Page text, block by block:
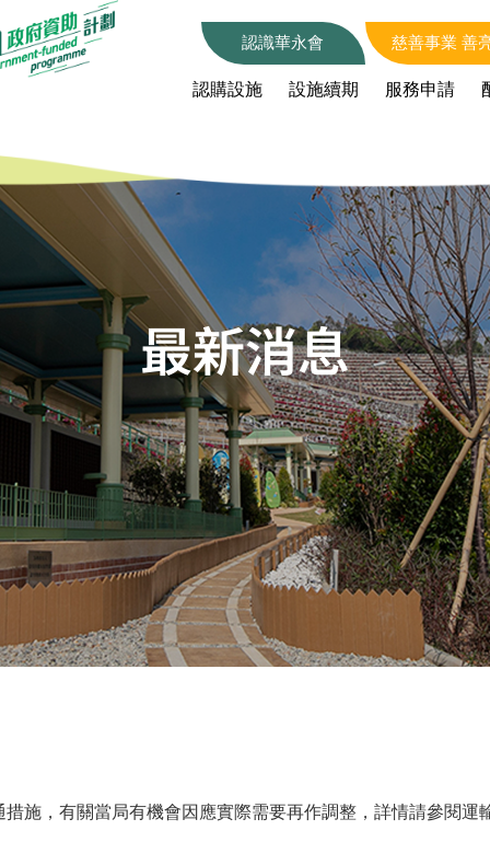
認識華永會 慈善事業 善
認購設施 設施續期 服務申請
最新消息
施，有關當局有機會因應實際需要再作調整，詳情請參閱